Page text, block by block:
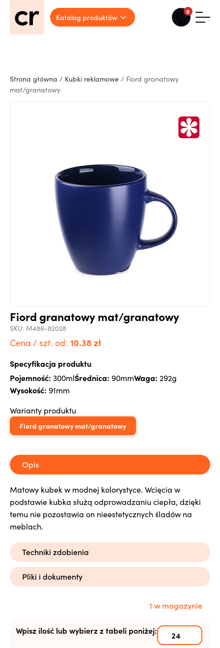
Katalog produktów
0
Strona główna / Kubki reklamowe / Fiord granatowy
mat/granatowy
Fiord granatowy mat/granatowy
SKU: M486-82028
Cena / szt. od: 10.38 zł
Specyfikacja produktu
Pojemność: 300mlŚrednica: 90mmWaga: 292g
Wysokość: 91mm
Warianty produktu
Fiord granatowy mat/granatowy
Opis
Matowy kubek w modnej kolorystyce. Wcięcia w
podstawie kubka służą odprowadzaniu ciepła, dzięki
temu nie pozostawia on nieestetycznych śladów na
meblach.
Techniki zdobienia
Pliki i dokumenty
1 w magazynie
Wpisz ilość lub wybierz z tabeli poniżej: